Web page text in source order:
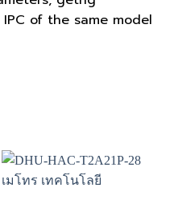
of the same model